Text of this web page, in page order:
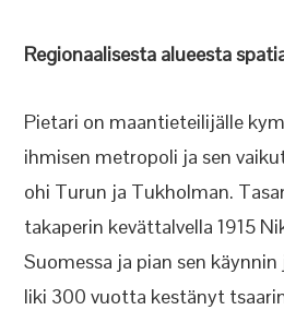
Regionaalisesta alueesta
Pietari on maantieteilijälle
ihmisen metropoli ja sen
ohi Turun ja Tukholman.
takaperin kevättalvella 1915
Suomessa ja pian sen
liki 300 vuotta kestänyt